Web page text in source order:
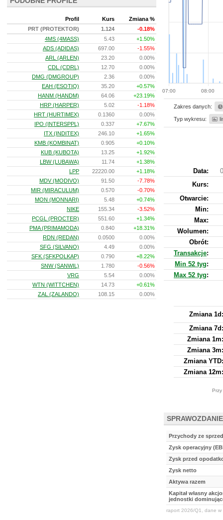
07:00 08:00
Zakres danych:
Typ wykresu:
Data:
Kurs:
Otwarcie:
Min:
Max:
Wolumen:
Obrót:
Transakcje:
Min 52 tyg:
Max 52 tyg:
Zmiana 1d:
Zmiana 7d:
Zmiana 1m:
Zmiana 3m:
Zmiana YTD:
Zmiana 12m:
Przychody ze
Zysk operacyjny
Zysk przed
Zysk netto
Aktywa razem
Kapitał własny
jednostki
raport 2026/Q1, dane w
Profil Kurs
Zmiana %
PRT (PROTEKTOR)
1.124
-0.18%
4MS (4MASS)
5.43
+1.50%
ADS (ADIDAS)
697.00
-1.55%
ARL (ARLEN)
23.20
0.00%
CDL (CDRL)
12.70
0.00%
DMG (DMGROUP)
2.36
0.00%
EAH (ESOTIQ)
35.20
+0.57%
HANM (HANDM)
64.06
+23.19%
HRP (HARPER)
5.02
-1.18%
HRT (HURTIMEX)
0.1360
0.00%
IPO (INTERSPPL)
0.337
+7.67%
ITX (INDITEX)
246.10
+1.65%
KMB (KOMBINAT)
0.905
+0.10%
KUB (KUBOTA)
13.25
+1.92%
LBW (LUBAWA)
11.74
+1.38%
LPP
22220.00
+1.18%
MDV (MODIVO)
91.50
-7.78%
MIR (MIRACULUM)
0.570
-0.70%
MON (MONNARI)
5.48
+0.74%
NIKE
155.34
-3.52%
PCGL (PROCTER)
551.60
+1.34%
PMA (PRIMAMODA)
0.840
+18.31%
RDN (REDAN)
0.0500
0.00%
SFG (SILVANO)
4.49
0.00%
SFK (SFKPOLKAP)
0.790
+8.22%
SNW (SANWIL)
1.780
-0.56%
VRG
5.54
0.00%
WTN (WITTCHEN)
14.73
+0.61%
ZAL (ZALANDO)
108.15 0.00%